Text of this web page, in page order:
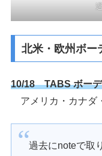
北米・欧州ボー
10/18 TABS ボーデ
アメリカ・カナダ
過去にnoteで取